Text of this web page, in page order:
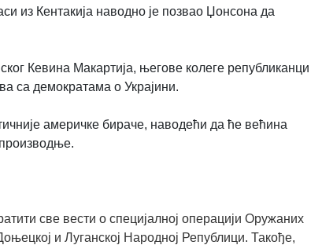
из Кентакија наводно је позвао Џонсона да
Кевина Макартија, његове колеге републиканци
са демократама о Украјини.
америчке бираче, наводећи да ће већина
све вести о специјалној операцији Оружаних
и Луганској Народној Републици. Такође,